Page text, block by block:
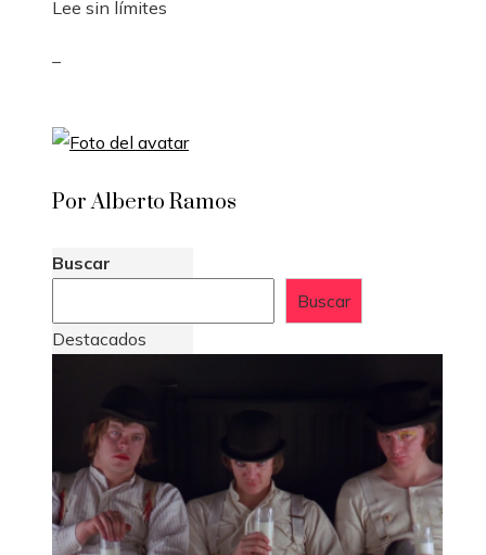
Lee sin límites
Por Alberto Ramos
Buscar
Buscar
Destacados